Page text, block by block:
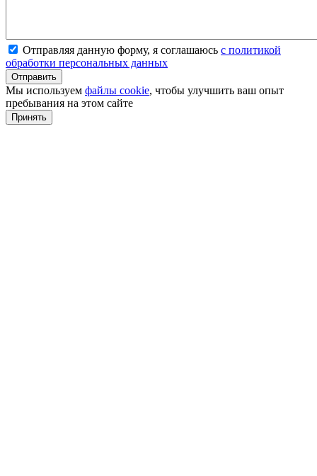
Отправляя данную форму, я соглашаюсь с политикой
обработки персональных данных
Мы используем файлы cookie, чтобы улучшить ваш опыт
пребывания на этом сайте
Принять